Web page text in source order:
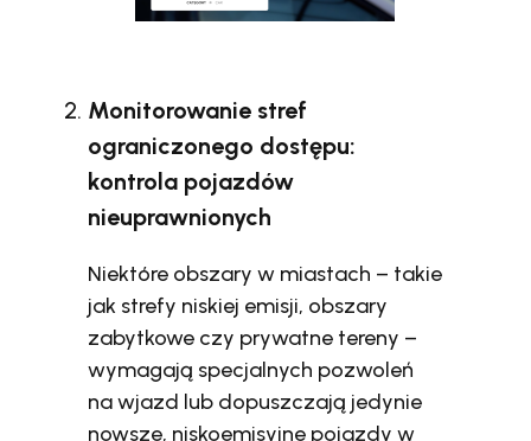
Monitorowanie stref
ograniczonego dostępu:
kontrola pojazdów
nieuprawnionych
Niektóre obszary w miastach – takie
jak strefy niskiej emisji, obszary
zabytkowe czy prywatne tereny –
wymagają specjalnych pozwoleń
na wjazd lub dopuszczają jedynie
nowsze, niskoemisyjne pojazdy w